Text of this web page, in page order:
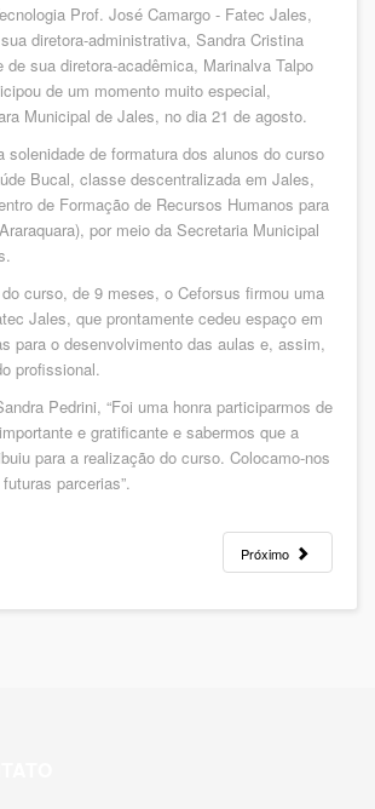
Prof. José Camargo - Fatec Jales,
diretora-administrativa, Sandra Cristina
de sua diretora-acadêmica, Marinalva Talpo
de um momento muito especial,
Municipal de Jales, no dia 21 de agosto.
solenidade de formatura dos alunos do curso
Bucal, classe descentralizada em Jales,
de Formação de Recursos Humanos para
por meio da Secretaria Municipal
curso, de 9 meses, o Ceforsus firmou uma
Jales, que prontamente cedeu espaço em
para o desenvolvimento das aulas e, assim,
profissional.
Pedrini, “Foi uma honra participarmos de
e gratificante e sabermos que a
para a realização do curso. Colocamo-nos
parcerias”.
Próximo